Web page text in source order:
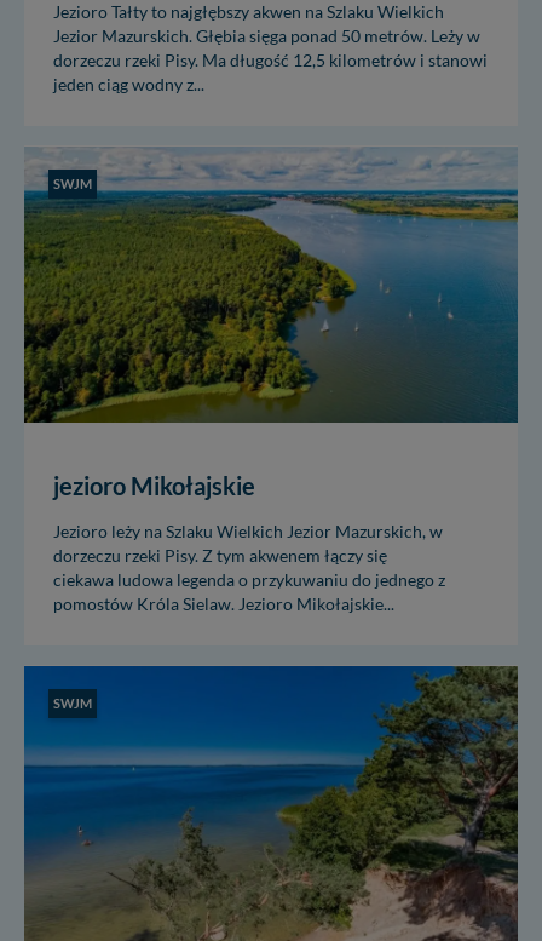
Jezioro Tałty to najgłębszy akwen na Szlaku Wielkich
Jezior Mazurskich. Głębia sięga ponad 50 metrów. Leży w
dorzeczu rzeki Pisy. Ma długość 12,5 kilometrów i stanowi
jeden ciąg wodny z...
SWJM
jezioro Mikołajskie
Jezioro leży na Szlaku Wielkich Jezior Mazurskich, w
dorzeczu rzeki Pisy. Z tym akwenem łączy się
ciekawa ludowa legenda o przykuwaniu do jednego z
pomostów Króla Sielaw. Jezioro Mikołajskie...
SWJM